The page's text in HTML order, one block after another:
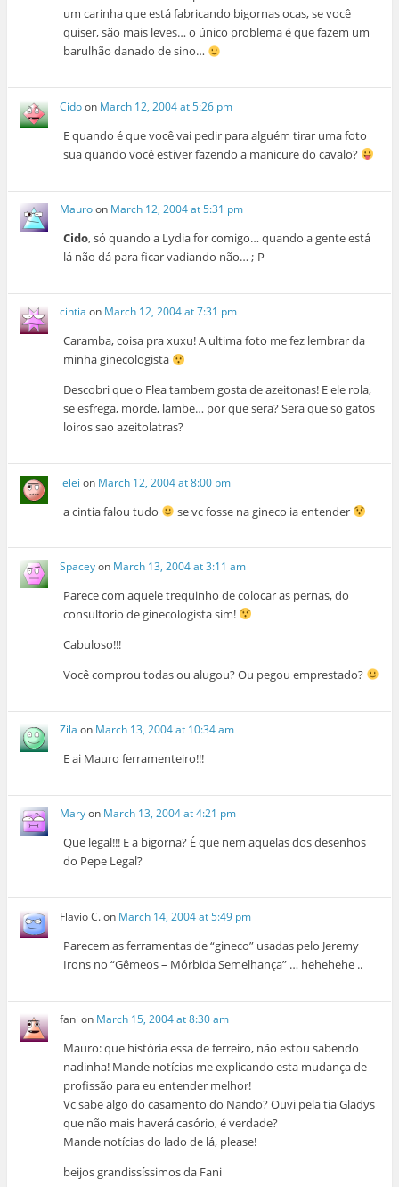
um carinha que está fabricando bigornas ocas, se você
quiser, são mais leves… o único problema é que fazem um
barulhão danado de sino…
Cidoon March 12, 2004 at 5:26 pm
E quando é que você vai pedir para alguém tirar uma foto
sua quando você estiver fazendo a manicure do cavalo?
Mauroon March 12, 2004 at 5:31 pm
Cido, só quando a Lydia for comigo… quando a gente está
lá não dá para ficar vadiando não… ;-P
cintia on March 12, 2004 at 7:31 pm
Caramba, coisa pra xuxu! A ultima foto me fez lembrar da
minha ginecologista
Descobri que o Flea tambem gosta de azeitonas! E ele rola,
se esfrega, morde, lambe… por que sera? Sera que so gatos
loiros sao azeitolatras?
lelei on March 12, 2004 at 8:00 pm
a cintia falou tudo se vc fosse na gineco ia entender
Spaceyon March 13, 2004 at 3:11 am
Parece com aquele trequinho de colocar as pernas, do
consultorio de ginecologista sim!
Cabuloso!!!
Você comprou todas ou alugou? Ou pegou emprestado?
Zila on March 13, 2004 at 10:34 am
E ai Mauro ferramenteiro!!!
Maryon March 13, 2004 at 4:21 pm
Que legal!!! E a bigorna? É que nem aquelas dos desenhos
do Pepe Legal?
Flavio C.on March 14, 2004 at 5:49 pm
Parecem as ferramentas de “gineco” usadas pelo Jeremy
Irons no “Gêmeos – Mórbida Semelhança” … hehehehe ..
fani on March 15, 2004 at 8:30 am
Mauro: que história essa de ferreiro, não estou sabendo
nadinha! Mande notícias me explicando esta mudança de
profissão para eu entender melhor!
Vc sabe algo do casamento do Nando? Ouvi pela tia Gladys
que não mais haverá casório, é verdade?
Mande notícias do lado de lá, please!
beijos grandissíssimos da Fani